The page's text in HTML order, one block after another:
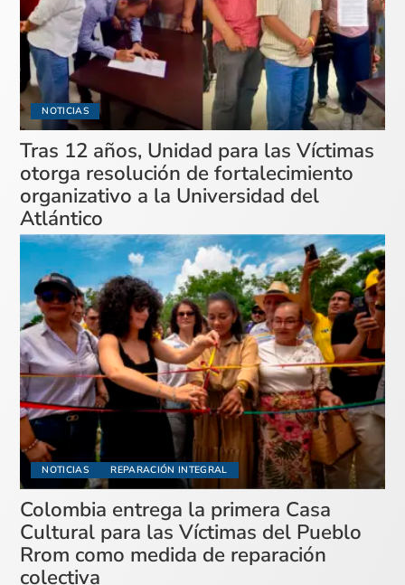
NOTICIAS
Tras 12 años, Unidad para las Víctimas
otorga resolución de fortalecimiento
organizativo a la Universidad del
Atlántico
NOTICIAS REPARACIÓN INTEGRAL
Colombia entrega la primera Casa
Cultural para las Víctimas del Pueblo
Rrom como medida de reparación
colectiva